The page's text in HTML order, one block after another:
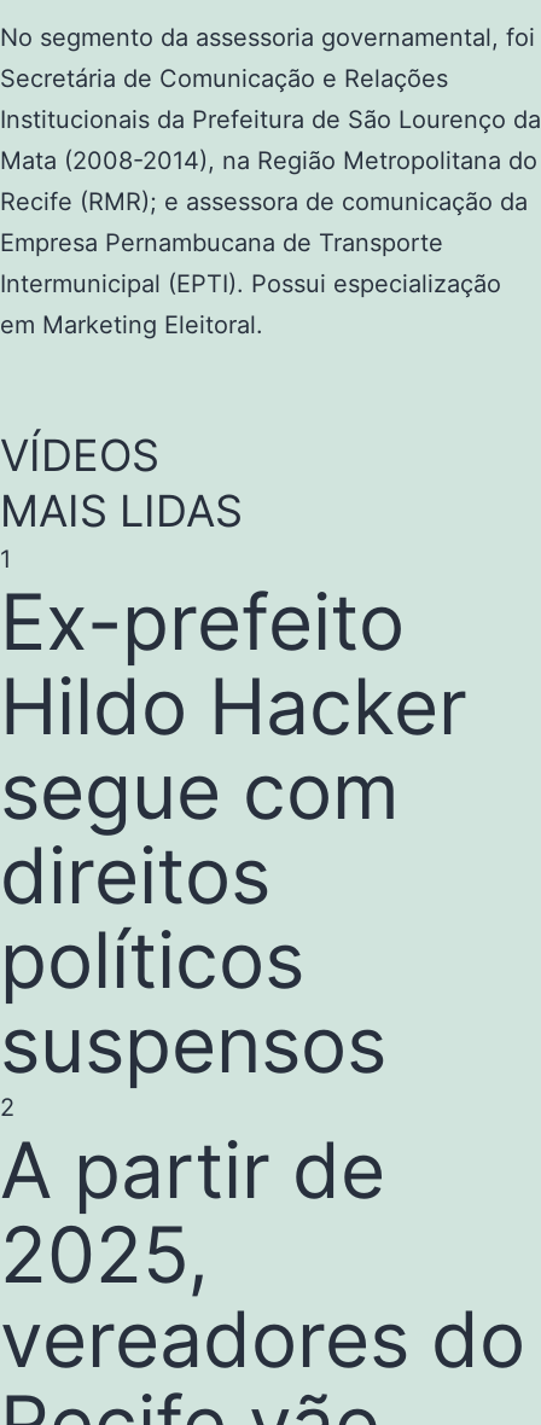
No segmento da assessoria governamental, foi
Secretária de Comunicação e Relações
Institucionais da Prefeitura de São Lourenço da
Mata (2008-2014), na Região Metropolitana do
Recife (RMR); e assessora de comunicação da
Empresa Pernambucana de Transporte
Intermunicipal (EPTI). Possui especialização
em Marketing Eleitoral.
VÍDEOS
MAIS LIDAS
1
Ex-prefeito
Hildo Hacker
segue com
direitos
políticos
suspensos
2
A partir de
2025,
vereadores do